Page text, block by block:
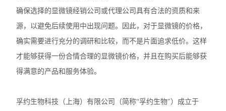
Nikon尼康LV100N POL生物显微镜
Nikon尼康SMZ1270体视显微镜
奥林巴斯SZX10体视显微镜
确保选择的显微镜经销公司或代理公司具有合法的资质和来
源，以避免后续使用中出现问题。因此，对于显微镜的价格，
确实需要进行充分的调研和比较，而不是片面追求低价。这样
才能够获得一份合情合理的显微镜价格，并且在购买后能够获
得满意的产品和服务体验。
孚约生物科技（上海）有限公司（简称“孚约生物"）成立于